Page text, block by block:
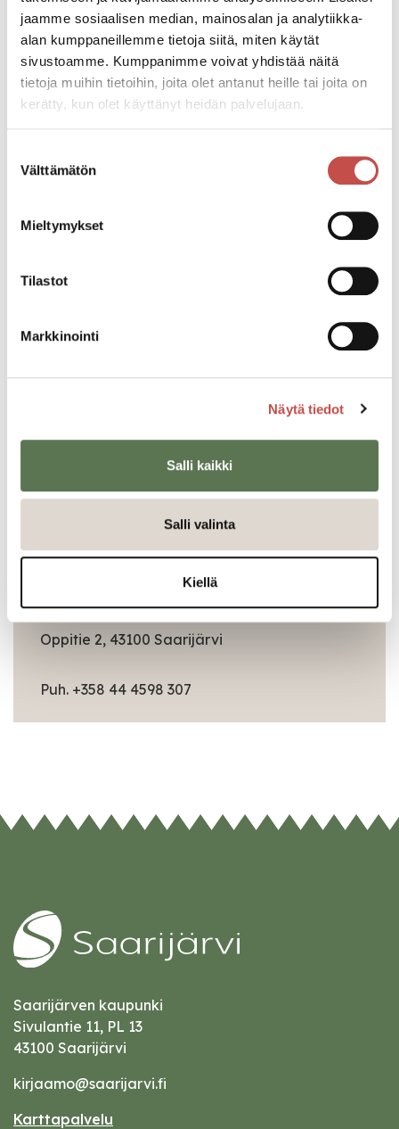
jaamme sosiaalisen median, mainosalan ja analytiikka-
alan kumppaneillemme tietoja siitä, miten käytät
sivustoamme. Kumppanimme voivat yhdistää näitä
tietoja muihin tietoihin, joita olet antanut heille tai joita on
kerätty, kun olet käyttänyt heidän palvelujaan.
valinta
Välttämätön
Mieltymykset
Tilastot
Markkinointi
Näytä tiedot
Salli kaikki
Salli valinta
Kiellä
kuntosalilaitteiden huutokauppa
Kierrätyskeskuksen uudet sivut
Lisää ajankohtaista
Yhteystiedot
Oppitie 2, 43100 Saarijärvi
Puh. +358 44 4598 307
Saarijärven kaupunki
Sivulantie 11, PL 13
43100 Saarijärvi
kirjaamo@saarijarvi.fi
Karttapalvelu